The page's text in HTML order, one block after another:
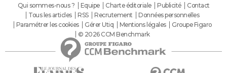
Qui sommes-nous ? Equipe Charte éditoriale Publicité
Contact
Tous les articles
RSS Recrutement
Données personnelles
Paramétrer les cookies
Gérer Utiq Mentions légales
Groupe Figaro
© 2026 CCM Benchmark